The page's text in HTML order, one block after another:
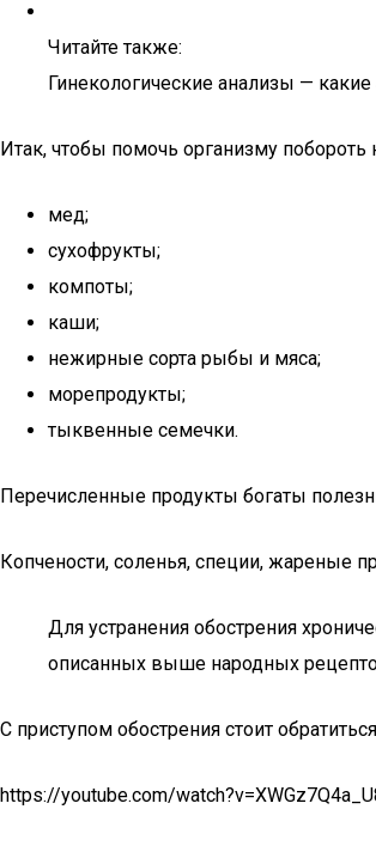
Читайте также:
Гинекологические анализы —
Итак, чтобы помочь организму побороть
мед;
сухофрукты;
компоты;
каши;
нежирные сорта рыбы и мяса;
морепродукты;
тыквенные семечки.
Перечисленные продукты богаты
Копчености, соленья, специи, жареные
Для устранения обострения
описанных выше народных
С приступом обострения стоит
https://youtube.com/